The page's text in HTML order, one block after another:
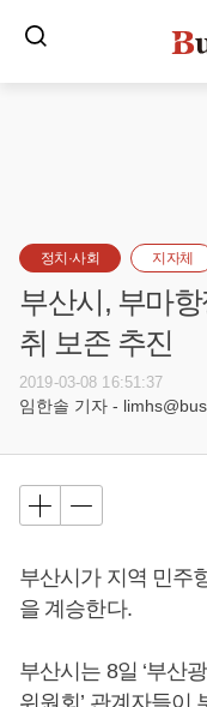
정치·사회 지자체
부산시, 부마
취 보존 추진
2019-03-08 16:51:37
임한솔 기자 -
부산시가 지역 민주
을 계승한다.
부산시는 8일 ‘부산
위원회’ 관계자들이